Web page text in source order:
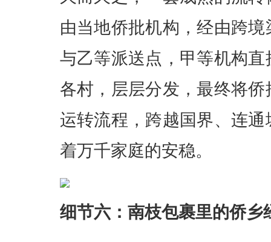
由当地侨批机构，经由跨
与乙等派送点，甲等机构
各村，层层分发，最终将
运转流程，跨越国界、连
着万千家庭的安稳。
细节六：南枝包裹里的侨乡